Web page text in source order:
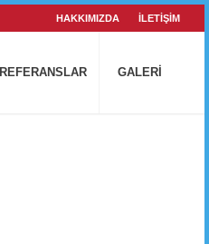
HAKKIMIZDA İLETİŞİM
REFERANSLAR GALERİ